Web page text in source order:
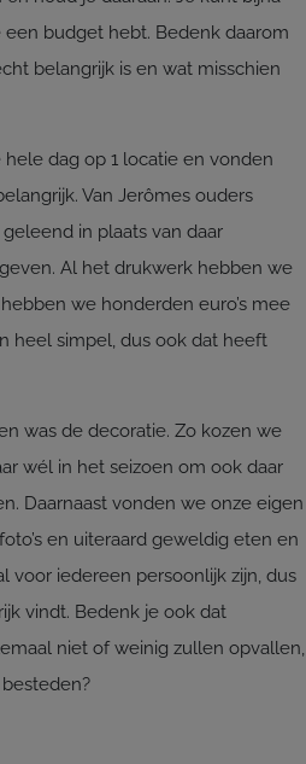
een budget hebt. Bedenk daarom
belangrijk is en wat misschien
dag op 1 locatie en vonden
Van Jerômes ouders
in plaats van daar
Al het drukwerk hebben we
we honderden euro’s mee
heel simpel, dus ook dat heeft
was de decoratie. Zo kozen we
wél in het seizoen om ook daar
Daarnaast vonden we onze eigen
en uiteraard geweldig eten en
voor iedereen persoonlijk zijn, dus
vindt. Bedenk je ook dat
niet of weinig zullen opvallen,